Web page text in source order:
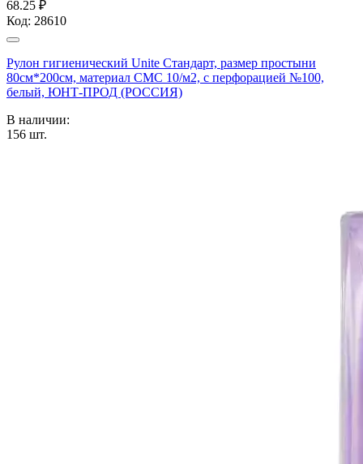
68.25 ₽
Код: 28610
Рулон гигиенический Unite Стандарт, размер простыни
80см*200см, материал СМС 10/м2, с перфорацией №100,
белый, ЮНТ-ПРОД (РОССИЯ)
В наличии:
156 шт.